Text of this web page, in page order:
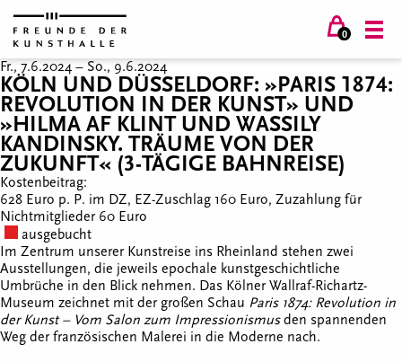
0
Fr., 7.6.2024 – So., 9.6.2024
KÖLN UND DÜSSELDORF: »PARIS 1874:
REVOLUTION IN DER KUNST» UND
»HILMA AF KLINT UND WASSILY
KANDINSKY. TRÄUME VON DER
ZUKUNFT« (3-TÄGIGE BAHNREISE)
Kostenbeitrag:
628 Euro p. P. im DZ, EZ-Zuschlag 160 Euro, Zuzahlung für
Nichtmitglieder 60 Euro
ausgebucht
Im Zentrum unserer Kunstreise ins Rheinland stehen zwei
Ausstellungen, die jeweils epochale kunstgeschichtliche
Umbrüche in den Blick nehmen. Das Kölner Wallraf-Richartz-
Museum zeichnet mit der großen Schau Paris 1874: Revolution in
der Kunst – Vom Salon zum Impressionismusden spannenden
Weg der französischen Malerei in die Moderne nach.